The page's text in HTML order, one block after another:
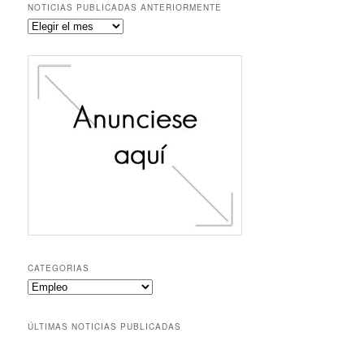
NOTICIAS PUBLICADAS ANTERIORMENTE
Noticias
anteriormente
CATEGORIAS
Categorias
ÚLTIMAS NOTICIAS PUBLICADAS